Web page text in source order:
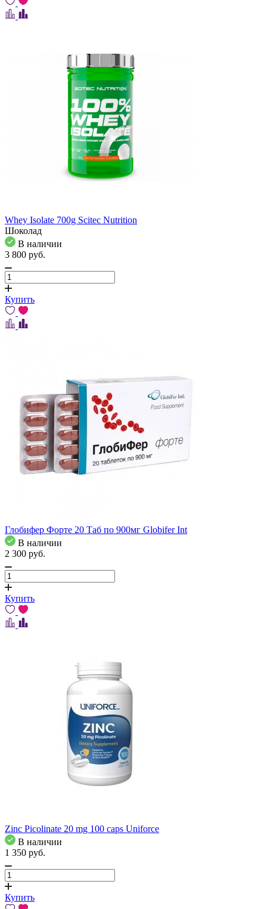
Whey Isolate 700g Scitec Nutrition
Шоколад
В наличии
3 800 pуб.
Купить
Глобифер Форте 20 Таб по 900мг Globifer Int
В наличии
2 300 pуб.
Купить
Zinc Picolinate 20 mg 100 caps Uniforce
В наличии
1 350 pуб.
Купить